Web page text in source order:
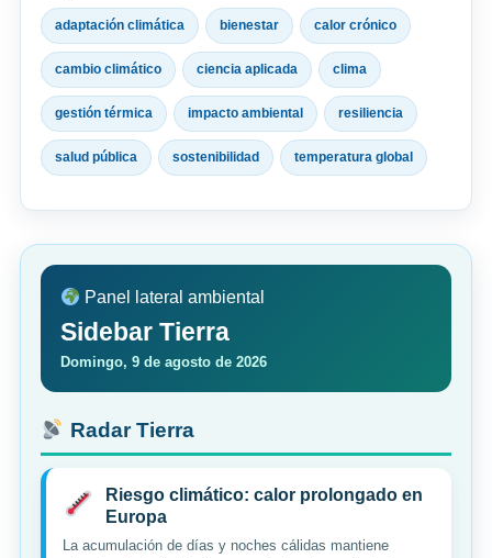
adaptación climática bienestar calor crónico
cambio climático ciencia aplicada clima
gestión térmica impacto ambiental resiliencia
salud pública sostenibilidad temperatura global
Panel lateral ambiental
Sidebar Tierra
Domingo, 9 de agosto de 2026
Radar Tierra
Riesgo climático: calor prolongado en
Europa
La acumulación de días y noches cálidas mantiene